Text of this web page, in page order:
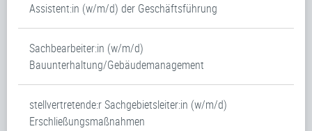
Assistent:in (w/m/d) der Geschäftsführung
Sachbearbeiter:in (w/m/d)
Bauunterhaltung/Gebäudemanagement
stellvertretende:r Sachgebietsleiter:in (w/m/d)
Erschließungsmaßnahmen